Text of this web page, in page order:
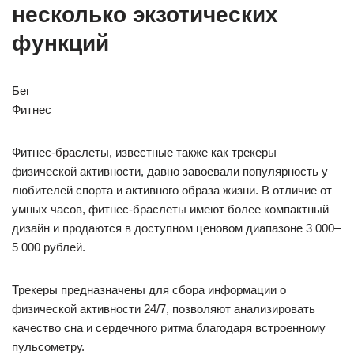
несколько экзотических
функций
Бег
Фитнес
Фитнес-браслеты, известные также как трекеры
физической активности, давно завоевали популярность у
любителей спорта и активного образа жизни. В отличие от
умных часов, фитнес-браслеты имеют более компактный
дизайн и продаются в доступном ценовом диапазоне 3 000–
5 000 рублей.
Трекеры предназначены для сбора информации о
физической активности 24/7, позволяют анализировать
качество сна и сердечного ритма благодаря встроенному
пульсометру.